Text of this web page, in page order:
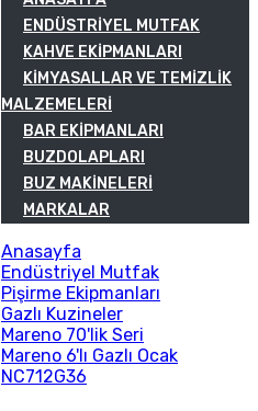
ENDÜSTRIYEL MUTFAK
KAHVE EKIPMANLARI
KIMYASALLAR VE TEMIZLIK
MALZEMELERI
BAR EKIPMANLARI
BUZDOLAPLARI
BUZ MAKINELERI
MARKALAR
Anasayfa
Endüstriyel Mutfak
Pişirme Ekipmanları
Gazlı Kuzineler
Mareno 70'lik Seri
Mareno 6'lı Gazlı Ocak
NC712G36